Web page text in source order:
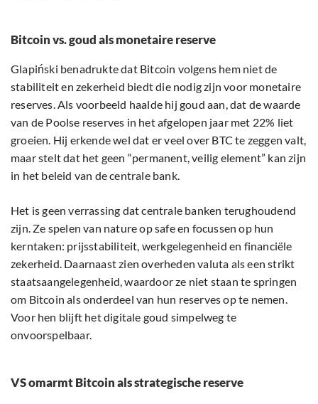
Bitcoin vs. goud als monetaire reserve
Glapiński benadrukte dat Bitcoin volgens hem niet de
stabiliteit en zekerheid biedt die nodig zijn voor monetaire
reserves. Als voorbeeld haalde hij goud aan, dat de waarde
van de Poolse reserves in het afgelopen jaar met 22% liet
groeien. Hij erkende wel dat er veel over BTC te zeggen valt,
maar stelt dat het geen “permanent, veilig element” kan zijn
in het beleid van de centrale bank.
Het is geen verrassing dat centrale banken terughoudend
zijn. Ze spelen van nature op safe en focussen op hun
kerntaken: prijsstabiliteit, werkgelegenheid en financiële
zekerheid. Daarnaast zien overheden valuta als een strikt
staatsaangelegenheid, waardoor ze niet staan te springen
om Bitcoin als onderdeel van hun reserves op te nemen.
Voor hen blijft het digitale goud simpelweg te
onvoorspelbaar.
VS omarmt Bitcoin als strategische reserve